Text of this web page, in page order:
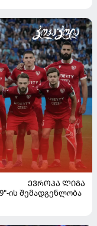
ᲔᲕᲠᲝᲞᲐ ᲚᲘᲒᲐ
ის შემადგენლობა